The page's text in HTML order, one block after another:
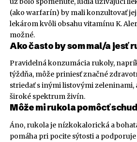
(ako warfarín) by mali konzultovať
lekárom kvôli obsahu vitamínu K.
možné.
Ako často by som mal/a jesť
Pravidelná konzumácia rukoly,
týždňa, môže priniesť značné
striedať s inými listovými zeleninami,
široké spektrum živín.
Môže mi rukola pomôcť
Áno, rukola je nízkokalorická a
pomáha pri pocite sýtosti a